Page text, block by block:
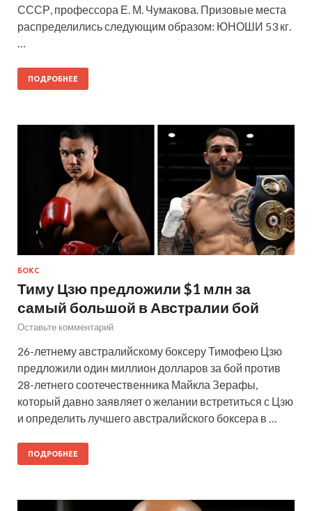
СССР, профессора Е. М. Чумакова. Призовые места
распределились следующим образом: ЮНОШИ 53 кг.
ПОДРОБНЕЕ
БОКС
Тиму Цзю предложили $1 млн за
самый большой в Австралии бой
Оставьте комментарий
26-летнему австралийскому боксеру Тимофею Цзю
предложили один миллион долларов за бой против
28-летнего соотечественника Майкла Зерафы,
который давно заявляет о желании встретиться с Цзю
и определить лучшего австралийского боксера в …
ПОДРОБНЕЕ